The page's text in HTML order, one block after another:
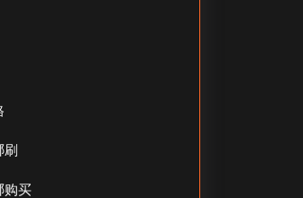
购买